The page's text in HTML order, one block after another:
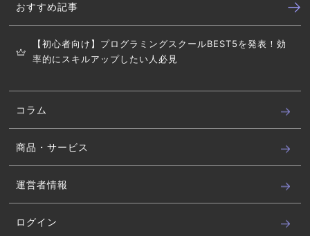
おすすめ記事
【初心者向け】プログラミングスクールBEST5を発表！効
率的にスキルアップしたい人必見
コラム
商品・サービス
運営者情報
ログイン